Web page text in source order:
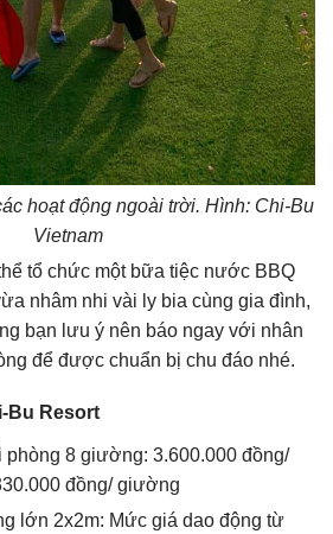
hoạt động ngoài trời. Hình: Chi-Bu
Vietnam
tổ chức một bữa tiệc nước BBQ
nhâm nhi vài ly bia cùng gia đình,
bạn lưu ý nên báo ngay với nhân
để được chuẩn bị chu đáo nhé.
Bu Resort
phòng 8 giường: 3.600.000 đồng/
đồng/ giường
lớn 2x2m: Mức giá dao động từ